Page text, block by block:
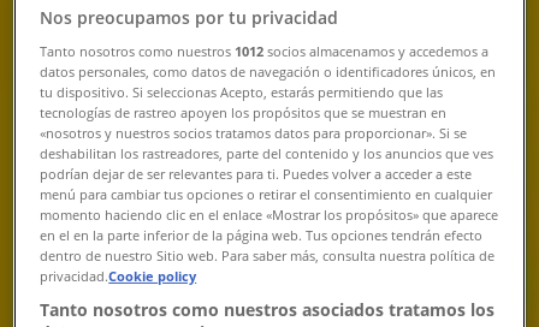
Save now with our deals
Expires on 17/08Singapore
Dian xiao er
Dian xiao er promotion
Expires on 16/08Singapore
Nos preocupamos por tu privacidad
Tanto nosotros como nuestros 1012 socios almacenamos y accedemos a
datos personales, como datos de navegación o identificadores únicos, en
tu dispositivo. Si seleccionas Acepto, estarás permitiendo que las
tecnologías de rastreo apoyen los propósitos que se muestran en
«nosotros y nuestros socios tratamos datos para proporcionar». Si se
deshabilitan los rastreadores, parte del contenido y los anuncios que ves
podrían dejar de ser relevantes para ti. Puedes volver a acceder a este
menú para cambiar tus opciones o retirar el consentimiento en cualquier
momento haciendo clic en el enlace «Mostrar los propósitos» que aparece
en el en la parte inferior de la página web. Tus opciones tendrán efecto
dentro de nuestro Sitio web. Para saber más, consulta nuestra política de
privacidad.Cookie policy
Tanto nosotros como nuestros asociados tratamos los